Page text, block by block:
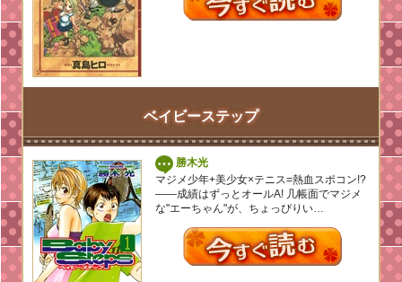
ベイビーステップ
勝木光
マジメ少年+美少女×テニス=熱血スポコン!?
――成績はずっとオールA! 几帳面でマジメ
な"エーちゃん"が、ちょっぴりい…